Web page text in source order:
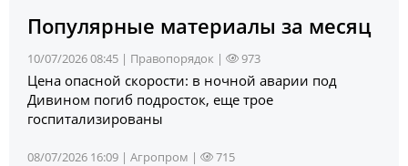
Популярные материалы за месяц
10/07/2026 08:45 | Правопорядок | 973
Цена опасной скорости: в ночной аварии под
Дивином погиб подросток, еще трое
госпитализированы
08/07/2026 16:09 | Агропром | 715